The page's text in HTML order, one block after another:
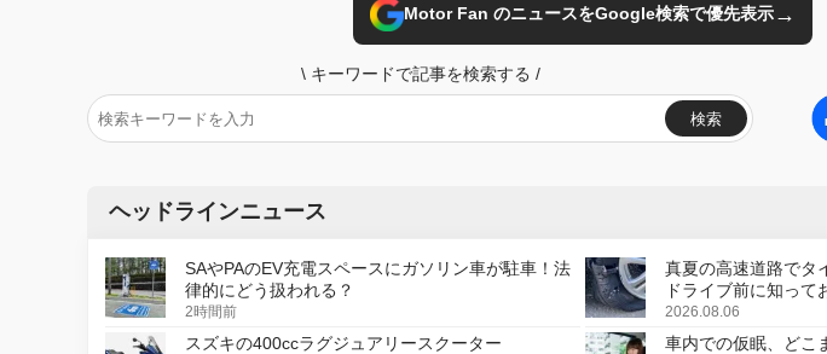
Motor Fan のニュースをGoogle検索で優先表示→
\ キーワードで記事を検索する /
検索
ヘッドラインニュース
SAやPAのEV充電スペースにガソリン車が駐車！法
律的にどう扱われる？
2時間前
真夏の高速道路でタ
ドライブ前に知って
2026.08.06
スズキの400ccラグジュアリースクーター
車内での仮眠、どこ